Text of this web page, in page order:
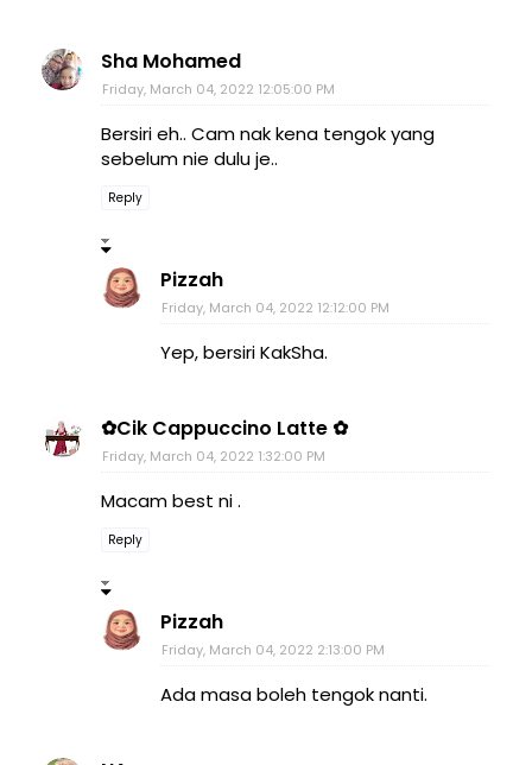
Sha Mohamed
Friday, March 04, 2022 12:05:00 PM
Bersiri eh.. Cam nak kena tengok yang
sebelum nie dulu je..
Reply
Pizzah
Friday, March 04, 2022 12:12:00 PM
Yep, bersiri KakSha.
✿Cik Cappuccino Latte ✿
Friday, March 04, 2022 1:32:00 PM
Macam best ni .
Reply
Pizzah
Friday, March 04, 2022 2:13:00 PM
Ada masa boleh tengok nanti.